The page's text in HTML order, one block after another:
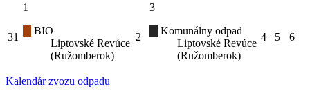
31
1
BIO
Liptovské Revúce
(Ružomberok)
2
3
Komunálny odpad
Liptovské Revúce
(Ružomberok)
4 5 6
Kalendár zvozu odpadu